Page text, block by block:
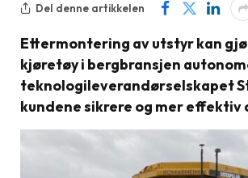
Del denne artikkelen
Ettermontering av utstyr kan
kjøretøy i bergbransjen
teknologileverandørselskapet
kundene sikrere og mer